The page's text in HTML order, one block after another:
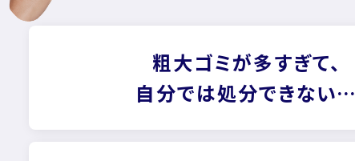
粗大ゴミが多すぎて、
自分では処分できない…